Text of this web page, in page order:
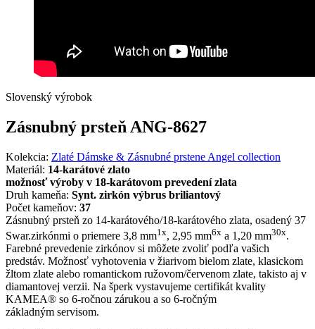
Slovenský výrobok
Zásnubný prsteň ANG-8627
Kolekcia: Zlaté Dámske & Zásnubné prstene Angel collection
Materiál: 14-karátové zlato
možnosť výroby v 18-karátovom prevedení zlata
Druh kameňa: Synt. zirkón výbrus briliantový
Počet kameňov: 37
Zásnubný prsteň zo 14-karátového/18-karátového zlata, osadený 37
Swar.zirkónmi o priemere 3,8 mm1x, 2,95 mm6x a 1,20 mm30x.
Farebné prevedenie zirkónov si môžete zvoliť podľa vašich
predstáv. Možnosť vyhotovenia v žiarivom bielom zlate, klasickom
žltom zlate alebo romantickom ružovom/červenom zlate, takisto aj v
diamantovej verzii. Na šperk vystavujeme certifikát kvality
KAMEA® so 6-ročnou zárukou a so 6-ročným
základným servisom.